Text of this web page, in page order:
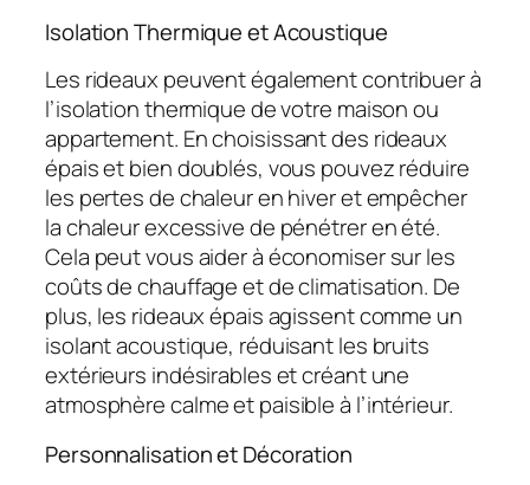
Isolation Thermique et Acoustique
Les rideaux peuvent également contribuer à
l’isolation thermique de votre maison ou
appartement. En choisissant des rideaux
épais et bien doublés, vous pouvez réduire
les pertes de chaleur en hiver et empêcher
la chaleur excessive de pénétrer en été.
Cela peut vous aider à économiser sur les
coûts de chauffage et de climatisation. De
plus, les rideaux épais agissent comme un
isolant acoustique, réduisant les bruits
extérieurs indésirables et créant une
atmosphère calme et paisible à l’intérieur.
Personnalisation et Décoration